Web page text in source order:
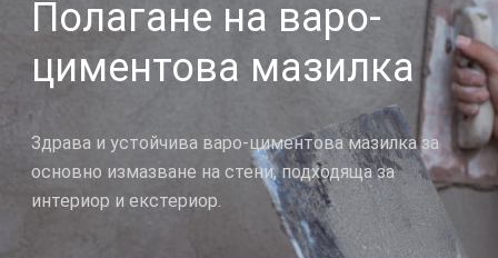
Полагане на варо-
циментова мазилка
Здрава и устойчива варо-циментова мазилка за
основно измазване на стени, подходяща за
интериор и екстериор.